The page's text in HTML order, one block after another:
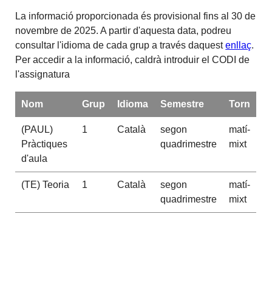
La informació proporcionada és provisional fins al 30 de
novembre de 2025. A partir d'aquesta data, podreu
consultar l'idioma de cada grup a través daquestenllaç.
Per accedir a la informació, caldrà introduir el CODI de
l'assignatura
Nom Grup Idioma Semestre Torn
(PAUL)
Pràctiques
d'aula
1 Català
segon
quadrimestre
matí-
mixt
(TE) Teoria 1 Català
segon
quadrimestre
matí-
mixt